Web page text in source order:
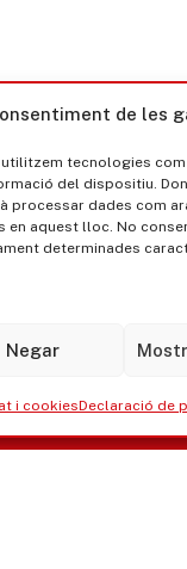
de les
tecnologies
del dispositiu.
processar dades com
en aquest lloc. No
determinades
Negar
i cookiesDeclaració de
Govern obert